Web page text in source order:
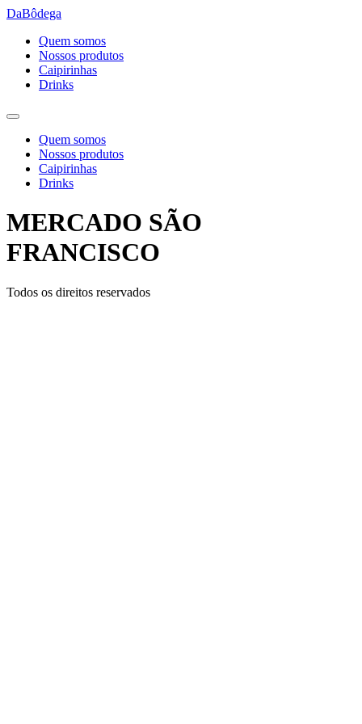
Ir
conteúdo
DaBôdega
Quem somos
Nossos produtos
Caipirinhas
Drinks
Quem somos
Nossos produtos
Caipirinhas
Drinks
MERCADO SÃO
FRANCISCO
Todos os direitos reservados